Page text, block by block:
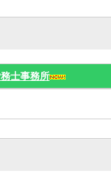
士事務所